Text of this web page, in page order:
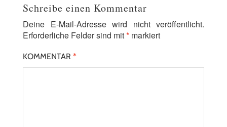
Schreibe einen Kommentar
Deine E-Mail-Adresse wird nicht veröffentlicht.
Erforderliche Felder sind mit* markiert
KOMMENTAR *